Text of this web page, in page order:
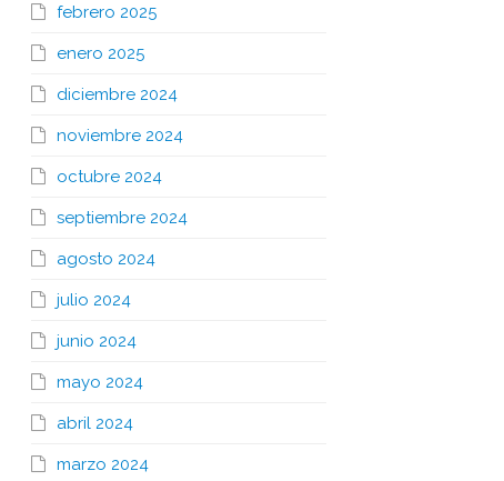
febrero 2025
enero 2025
diciembre 2024
noviembre 2024
octubre 2024
septiembre 2024
agosto 2024
julio 2024
junio 2024
mayo 2024
abril 2024
marzo 2024